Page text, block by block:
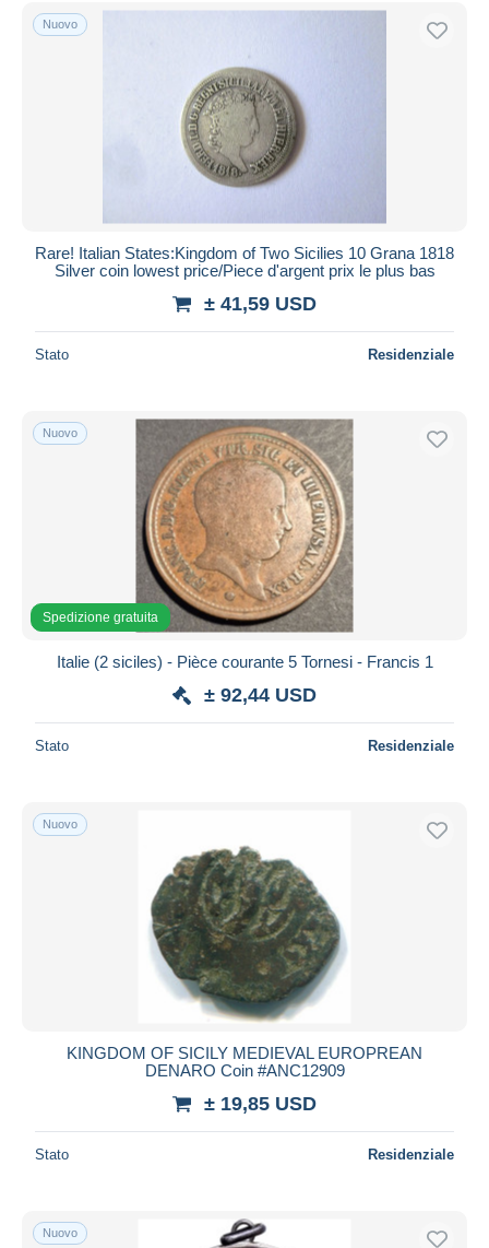
Spedizione gratuita
Bonifico bancario
Maestro
Residenza del venditore
Aggiorna
Nuovo
Rare! Italian States:Kingdom of Two Sicilies 10 Grana 1818
Silver coin lowest price/Piece d'argent prix le plus bas
± 41,59 USD
Stato Residenziale
Nuovo
Spedizione gratuita
Italie (2 siciles) - Pièce courante 5 Tornesi - Francis 1
± 92,44 USD
Stato Residenziale
Nuovo
KINGDOM OF SICILY MEDIEVAL EUROPREAN
DENARO Coin #ANC12909
± 19,85 USD
Stato Residenziale
Nuovo